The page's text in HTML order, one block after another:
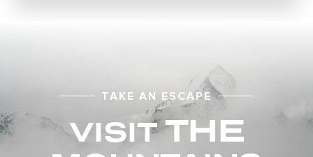
TAKE AN ESCAPE
VISITTHE